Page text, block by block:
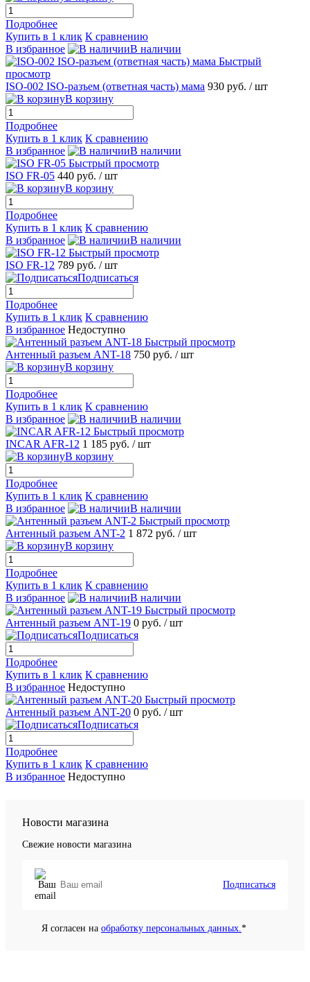
Подробнее
Купить в 1 клик К сравнению
В избранное
В наличии
Быстрый
просмотр
ISO-002 ISO-разъем (ответная часть) мама 930 руб. / шт
В корзину
Подробнее
Купить в 1 клик К сравнению
В избранное
В наличии
Быстрый просмотр
ISO FR-05 440 руб. / шт
В корзину
Подробнее
Купить в 1 клик К сравнению
В избранное
В наличии
Быстрый просмотр
ISO FR-12 789 руб. / шт
Подписаться
Подробнее
Купить в 1 клик К сравнению
В избранное Недоступно
Быстрый просмотр
Антенный разъем ANT-18 750 руб. / шт
В корзину
Подробнее
Купить в 1 клик К сравнению
В избранное
В наличии
Быстрый просмотр
INCAR AFR-12 1 185 руб. / шт
В корзину
Подробнее
Купить в 1 клик К сравнению
В избранное
В наличии
Быстрый просмотр
Антенный разъем ANT-2 1 872 руб. / шт
В корзину
Подробнее
Купить в 1 клик К сравнению
В избранное
В наличии
Быстрый просмотр
Антенный разъем ANT-19 0 руб. / шт
Подписаться
Подробнее
Купить в 1 клик К сравнению
В избранное Недоступно
Быстрый просмотр
Антенный разъем ANT-20 0 руб. / шт
Подписаться
Подробнее
Купить в 1 клик К сравнению
В избранное Недоступно
Новости магазина
Свежие новости магазина
Подписаться
Я согласен на обработку персональных данных. *